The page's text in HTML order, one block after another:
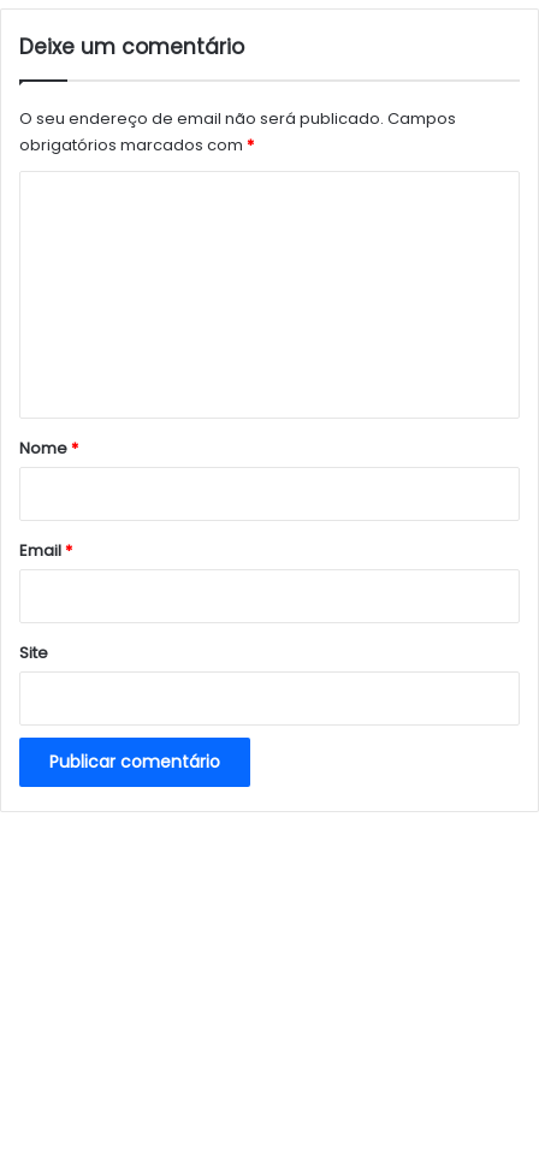
Deixe um comentário
O seu endereço de email não será publicado. Campos
obrigatórios marcados com *
r
*
Nome*
Email*
Site